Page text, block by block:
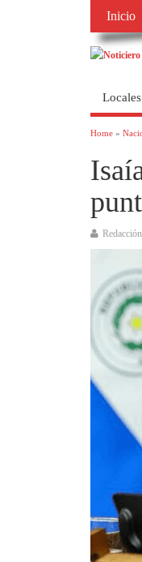
Inicio
Locales
Home »
Redacción